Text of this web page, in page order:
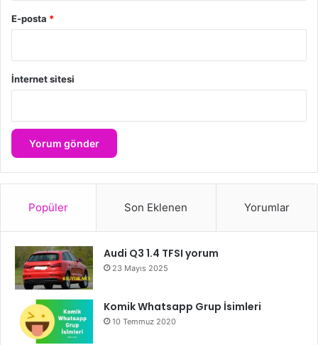
E-posta *
İnternet sitesi
Popüler Son Eklenen Yorumlar
Audi Q3 1.4 TFSI yorum
23 Mayıs 2025
Komik Whatsapp Grup İsimleri
10 Temmuz 2020